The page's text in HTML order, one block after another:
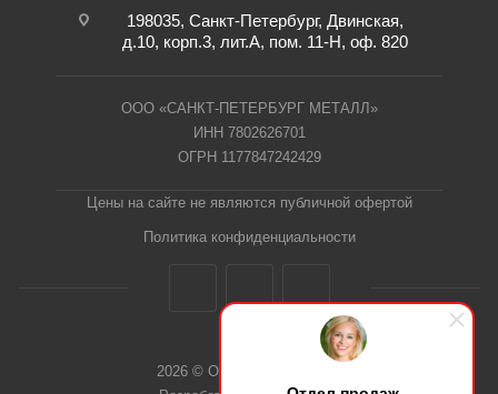
198035, Санкт-Петербург, Двинская,
д.10, корп.3, лит.А, пом. 11-Н, оф. 820
ООО «САНКТ-ПЕТЕРБУРГ МЕТАЛЛ»
ИНН 7802626701
ОГРН 1177847242429
Цены на сайте не являются публичной офертой
Политика конфиденциальности
2026 © ООО "СПб Металл"